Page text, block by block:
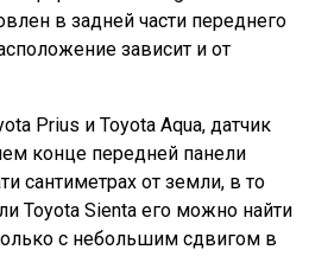
в задней части переднего
зависит и от
Prius и Toyota Aqua, датчик
конце передней панели
сантиметрах от земли, в то
Toyota Sienta его можно найти
с небольшим сдвигом в